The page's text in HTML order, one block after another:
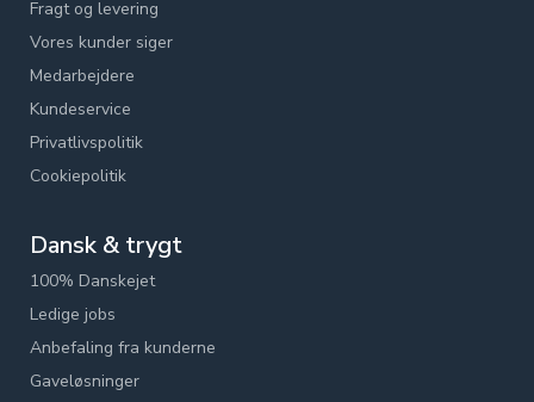
Fragt og levering
Vores kunder siger
Medarbejdere
Kundeservice
Privatlivspolitik
Cookiepolitik
Dansk & trygt
100% Danskejet
Ledige jobs
Anbefaling fra kunderne
Gaveløsninger